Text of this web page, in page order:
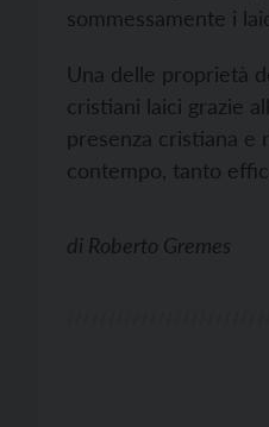
sommessamente i
Una delle proprietà
cristiani laici grazie
presenza cristiana e
contempo, tanto
di Roberto Gremes